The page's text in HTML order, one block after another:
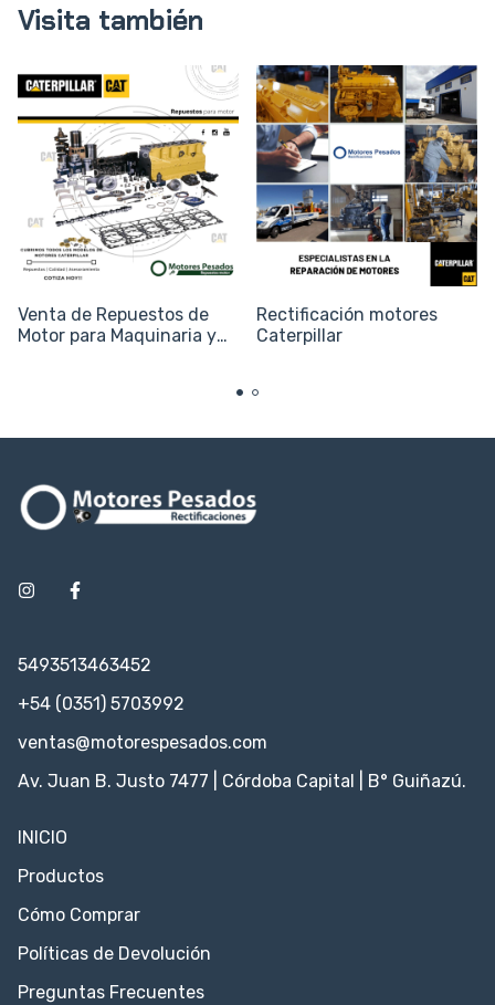
Visita también
Venta de Repuestos de
Motor para Maquinaria y
Rectificación motores
Caterpillar
5493513463452
+54 (0351) 5703992
ventas@motorespesados.com
Av. Juan B. Justo 7477 | Córdoba Capital | B° Guiñazú.
INICIO
Productos
Cómo Comprar
Políticas de Devolución
Preguntas Frecuentes